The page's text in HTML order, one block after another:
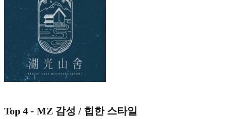
Top 4 - MZ 감성 / 힙한 스타일